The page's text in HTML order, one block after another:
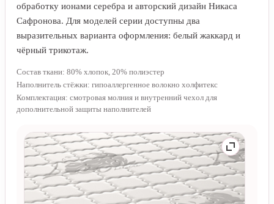
обработку ионами серебра и авторский дизайн Никаса
Сафронова. Для моделей серии доступны два
выразительных варианта оформления: белый жаккард и
чёрный трикотаж.
Состав ткани: 80% хлопок, 20% полиэстер
Наполнитель стёжки: гипоаллергенное волокно холфитекс
Комплектация: смотровая молния и внутренний чехол для
дополнительной защиты наполнителей